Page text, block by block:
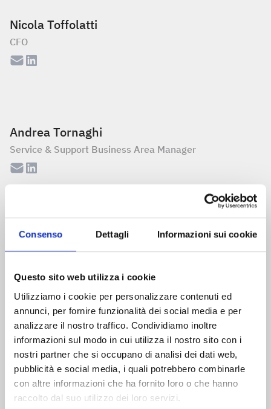
Consenso Dettagli Informazioni sui cookie
Questo sito web utilizza i cookie
Utilizziamo i cookie per personalizzare contenuti ed
annunci, per fornire funzionalità dei social media e per
analizzare il nostro traffico. Condividiamo inoltre
informazioni sul modo in cui utilizza il nostro sito con i
nostri partner che si occupano di analisi dei dati web,
pubblicità e social media, i quali potrebbero combinarle
con altre informazioni che ha fornito loro o che hanno
raccolto dal suo utilizzo dei loro servizi.
Nicola Toffolatti
CFO
Andrea Tornaghi
Service & Support Business Area Manager